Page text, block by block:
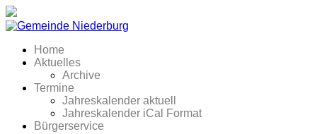
Home
Aktuelles
Archive
Termine
Jahreskalender aktuell
Jahreskalender iCal Format
Bürgerservice